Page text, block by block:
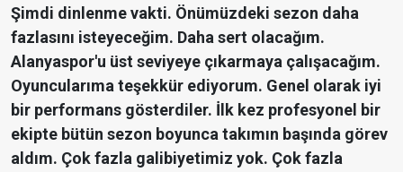
Şimdi dinlenme vakti. Önümüzdeki sezon daha
fazlasını isteyeceğim. Daha sert olacağım.
Alanyaspor'u üst seviyeye çıkarmaya çalışacağım.
Oyuncularıma teşekkür ediyorum. Genel olarak iyi
bir performans gösterdiler. İlk kez profesyonel bir
ekipte bütün sezon boyunca takımın başında görev
aldım. Çok fazla galibiyetimiz yok. Çok fazla